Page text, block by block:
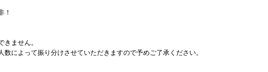
！
ません。
によって振り分けさせていただきますので予めご了承ください。